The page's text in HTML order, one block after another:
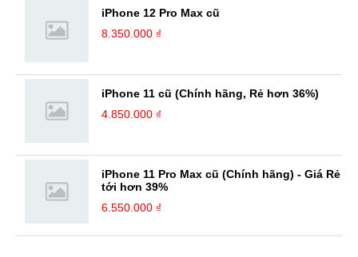
iPhone 12 Pro Max cũ
8.350.000 ₫
iPhone 11 cũ (Chính hãng, Rẻ hơn 36%)
4.850.000 ₫
iPhone 11 Pro Max cũ (Chính hãng) - Giá Rẻ
tới hơn 39%
6.550.000 ₫